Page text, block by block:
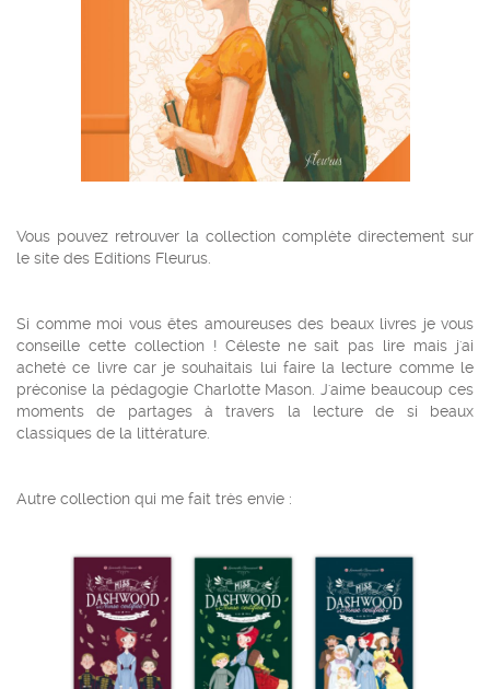
Vous pouvez retrouver la collection complète directement sur
le site des Editions Fleurus.
Si comme moi vous êtes amoureuses des beaux livres je vous
conseille cette collection ! Céleste ne sait pas lire mais j'ai
acheté ce livre car je souhaitais lui faire la lecture comme le
préconise la pédagogie Charlotte Mason. J'aime beaucoup ces
moments de partages à travers la lecture de si beaux
classiques de la littérature.
Autre collection qui me fait très envie :